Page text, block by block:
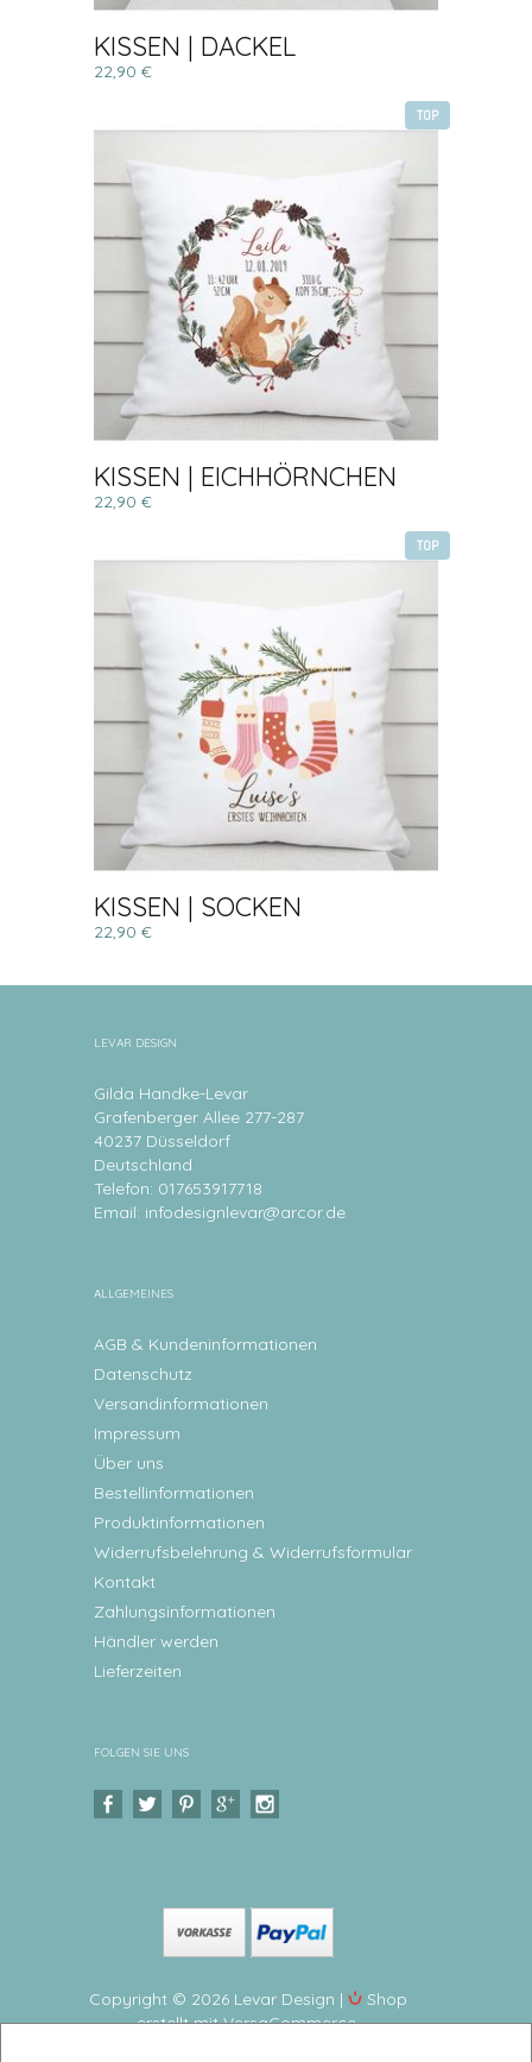
KISSEN | DACKEL
22,90 €
TOP
KISSEN | EICHHÖRNCHEN
22,90 €
TOP
KISSEN | SOCKEN
22,90 €
LEVAR DESIGN
Gilda Handke-Levar
Grafenberger Allee 277-287
40237 Düsseldorf
Deutschland
Telefon: 017653917718
Email: infodesignlevar@arcor.de
ALLGEMEINES
AGB & Kundeninformationen
Datenschutz
Versandinformationen
Impressum
Über uns
Bestellinformationen
Produktinformationen
Widerrufsbelehrung & Widerrufsformular
Kontakt
Zahlungsinformationen
Händler werden
Lieferzeiten
FOLGEN SIE UNS
Copyright © 2026 Levar Design |
Shop
erstellt mit VersaCommerce.